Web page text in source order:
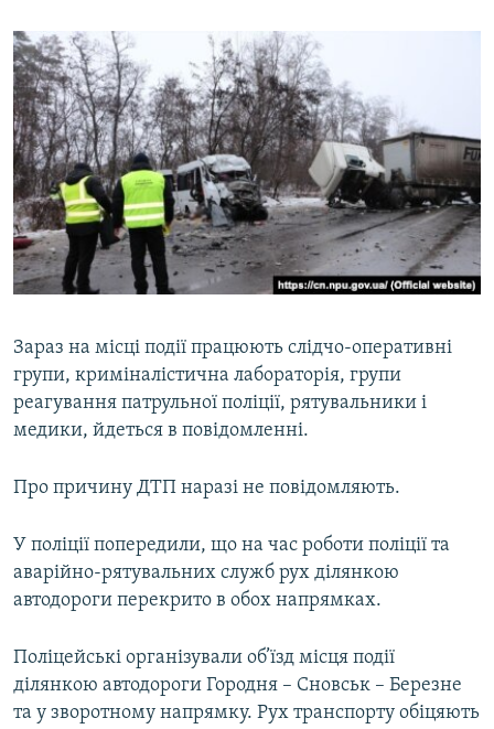
Зараз на місці події працюють слідчо-оперативні
групи, криміналістична лабораторія, групи
реагування патрульної поліції, рятувальники і
медики, йдеться в повідомленні.
Про причину ДТП наразі не повідомляють.
У поліції попередили, що на час роботи поліції та
аварійно-рятувальних служб рух ділянкою
автодороги перекрито в обох напрямках.
Поліцейські організували об’їзд місця події
ділянкою автодороги Городня – Сновськ – Березне
та у зворотному напрямку. Рух транспорту обіцяють